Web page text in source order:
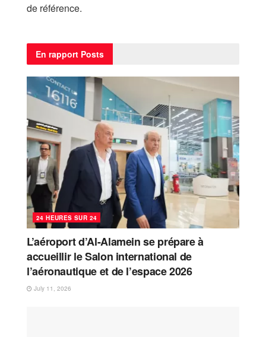
de référence.
En rapport Posts
24 HEURES SUR 24
L’aéroport d’Al-Alamein se prépare à
accueillir le Salon international de
l’aéronautique et de l’espace 2026
July 11, 2026